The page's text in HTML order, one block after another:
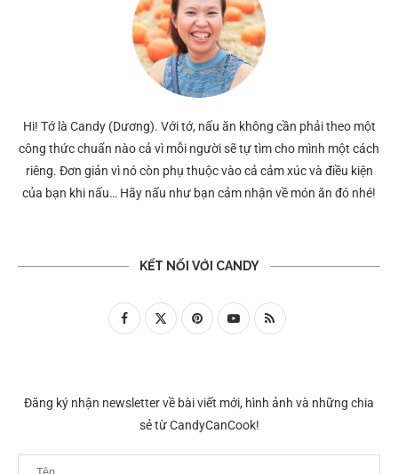
Hi! Tớ là Candy (Dương). Với tớ, nấu ăn không cần phải theo một
công thức chuẩn nào cả vì mỗi người sẽ tự tìm cho mình một cách
riêng. Đơn giản vì nó còn phụ thuộc vào cả cảm xúc và điều kiện
của bạn khi nấu… Hãy nấu như bạn cảm nhận về món ăn đó nhé!
KẾT NỐI VỚI CANDY
Đăng ký nhận newsletter về bài viết mới, hình ảnh và những chia
sẻ từ CandyCanCook!